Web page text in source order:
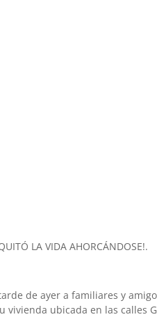
LA VIDA AHORCÁNDOSE!.
de ayer a familiares y
vivienda ubicada en las calles